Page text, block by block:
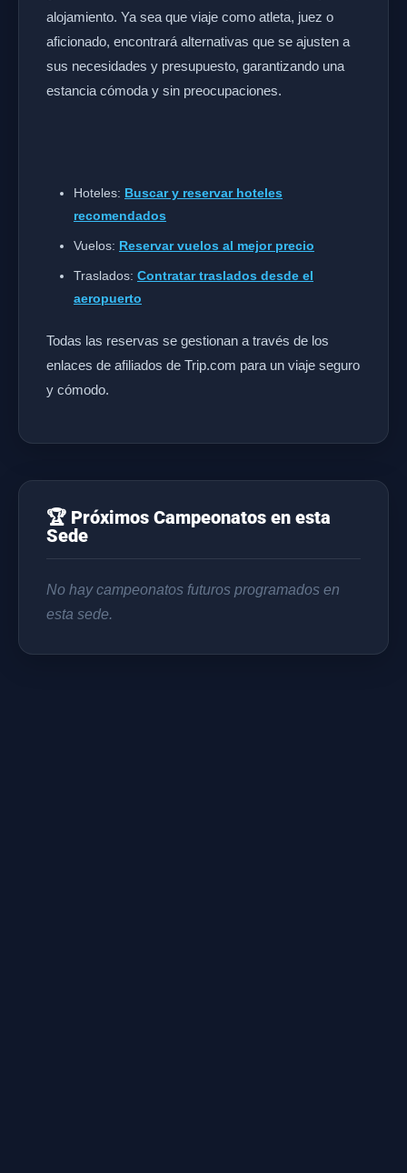
alojamiento. Ya sea que viaje como atleta, juez o
aficionado, encontrará alternativas que se ajusten a
sus necesidades y presupuesto, garantizando una
estancia cómoda y sin preocupaciones.
Hoteles: Buscar y reservar hoteles
recomendados
Vuelos: Reservar vuelos al mejor precio
Traslados: Contratar traslados desde el
aeropuerto
Todas las reservas se gestionan a través de los
enlaces de afiliados de Trip.com para un viaje seguro
y cómodo.
🏆 Próximos Campeonatos en esta
Sede
No hay campeonatos futuros programados en
esta sede.